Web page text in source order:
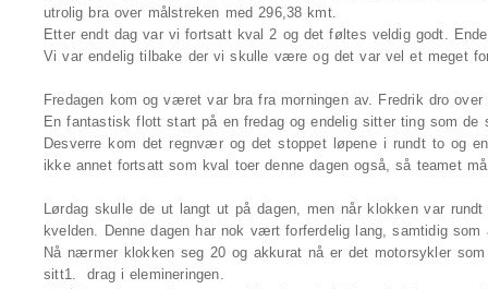
utrolig bra over målstreken med 296,38 kmt.
Etter endt dag var vi fortsatt kval 2 og det føltes veldig godt.
Vi var endelig tilbake der vi skulle være og det var vel et meget
Fredagen kom og været var bra fra morningen av. Fredrik dro
En fantastisk flott start på en fredag og endelig sitter ting som
Desverre kom det regnvær og det stoppet løpene i rundt to og
ikke annet fortsatt som kval toer denne dagen også, så teamet
Lørdag skulle de ut langt ut på dagen, men når klokken var
kvelden. Denne dagen har nok vært forferdelig lang, samtidig
Nå nærmer klokken seg 20 og akkurat nå er det motorsykler
sitt1. drag i elemineringen.